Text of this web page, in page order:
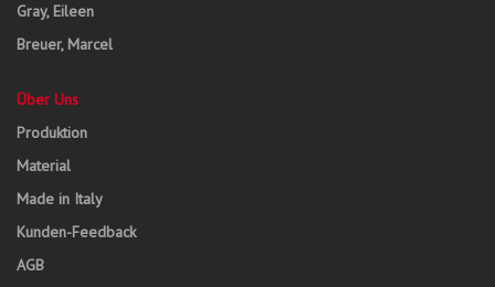
Gray, Eileen
Breuer, Marcel
Über Uns
Produktion
Material
Made in Italy
Kunden-Feedback
AGB